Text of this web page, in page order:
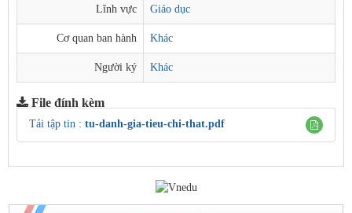
Lĩnh vực Giáo dục
Cơ quan ban hành Khác
Người ký Khác
File đính kèm
Tải tập tin : tu-danh-gia-tieu-chi-that.pdf